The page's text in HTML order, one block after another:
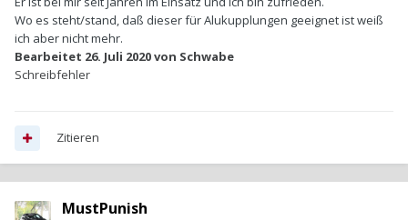
Wo es steht/stand, daß dieser für Alukupplungen geeignet ist weiß
ich aber nicht mehr.
Bearbeitet 26. Juli 2020von Schwabe
Schreibfehler
Zitieren
MustPunish